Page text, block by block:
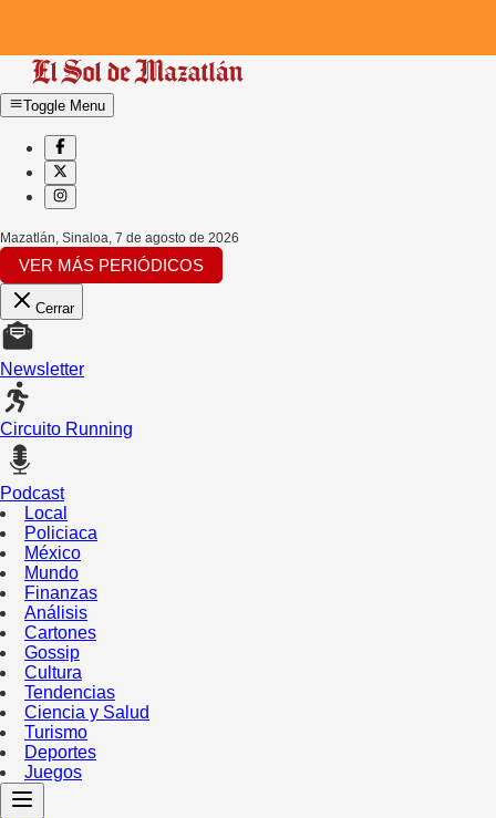
Toggle Menu
Mazatlán, Sinaloa, 7 de agosto de 2026
VER MÁS PERIÓDICOS
Cerrar
Newsletter
Circuito Running
Podcast
Local
Policiaca
México
Mundo
Finanzas
Análisis
Cartones
Gossip
Cultura
Tendencias
Ciencia y Salud
Turismo
Deportes
Juegos